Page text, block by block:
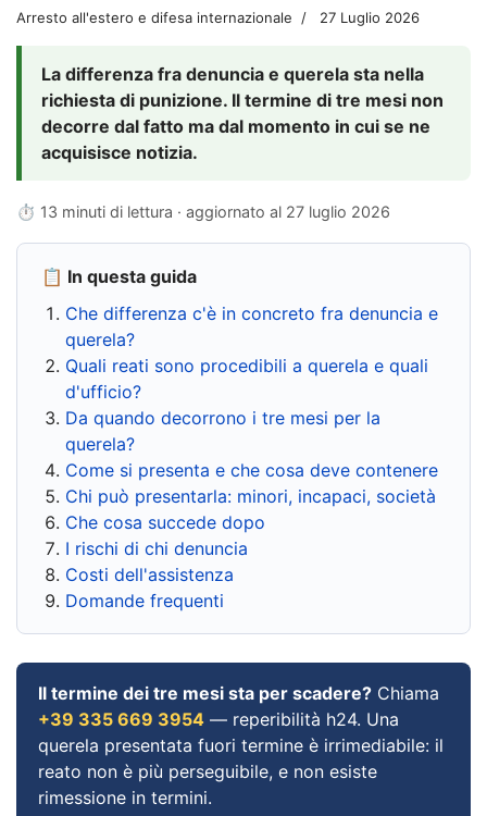
Arresto all'estero e difesa internazionale 27 Luglio 2026
La differenza fra denuncia e querela sta nella
richiesta di punizione. Il termine di tre mesi non
decorre dal fatto ma dal momento in cui se ne
acquisisce notizia.
⏱ 13 minuti di lettura · aggiornato al 27 luglio 2026
📋 In questa guida
Che differenza c'è in concreto fra denuncia e
querela?
Quali reati sono procedibili a querela e quali
d'ufficio?
Da quando decorrono i tre mesi per la
querela?
Come si presenta e che cosa deve contenere
Chi può presentarla: minori, incapaci, società
Che cosa succede dopo
I rischi di chi denuncia
Costi dell'assistenza
Domande frequenti
Il termine dei tre mesi sta per scadere? Chiama
+39 335 669 3954 — reperibilità h24. Una
querela presentata fuori termine è irrimediabile: il
reato non è più perseguibile, e non esiste
rimessione in termini.